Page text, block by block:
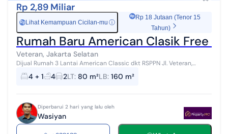
Rp 2,89 Miliar
RpLihat Kemampuan Cicilan-mu ⓘ
Rp 18 Jutaan (Tenor 15
Tahun)
Rumah Baru American Clasik Free
Veteran, Jakarta Selatan
Dijual Rumah 3 Lantai American Classic dkt RSPPN Jl. Veteran,
Bintaro, Jakarta Selatan Rumah eksklusif 3 lantai desain American
Classic di dalam k...
4 + 1 4 2LT: 80 m²LB: 160 m²
Diperbarui 2 hari yang lalu oleh
Wasiyan